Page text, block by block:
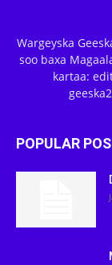
Wargeyska
soo baxa
kartaa:
POPULAR